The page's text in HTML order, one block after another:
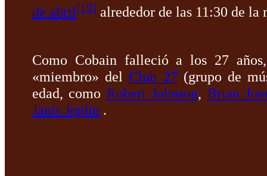
de abril[10] alrededor de las 11:30 de la
Como Cobain falleció a los 27
«miembro» del Club 27(grupo de
edad, como Robert Johnson, Brian
Janis Joplin .